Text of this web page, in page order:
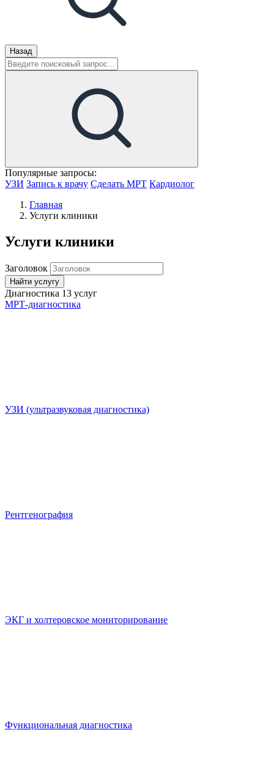
Назад
Популярные запросы:
УЗИ Запись к врачу Сделать МРТ Кардиолог
Главная
Услуги клиники
Услуги клиники
Заголовок
Найти услугу
Диагностика 13 услуг
МРТ-диагностика
УЗИ (ультразвуковая диагностика)
Рентгенография
​ЭКГ и холтеровское мониторирование
Функциональная диагностика